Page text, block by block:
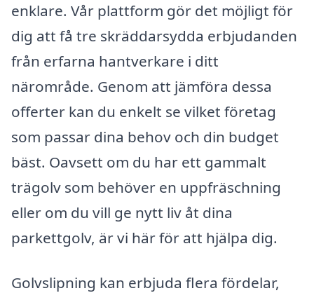
enklare. Vår plattform gör det möjligt för
dig att få tre skräddarsydda erbjudanden
från erfarna hantverkare i ditt
närområde. Genom att jämföra dessa
offerter kan du enkelt se vilket företag
som passar dina behov och din budget
bäst. Oavsett om du har ett gammalt
trägolv som behöver en uppfräschning
eller om du vill ge nytt liv åt dina
parkettgolv, är vi här för att hjälpa dig.
Golvslipning kan erbjuda flera fördelar,